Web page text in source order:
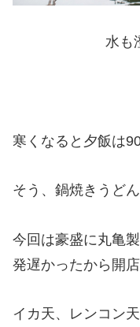
水も
寒くなると夕飯は
そう、鍋焼きうどん
今回は豪盛に丸亀
発遅かったから開店
イカ天、レンコン